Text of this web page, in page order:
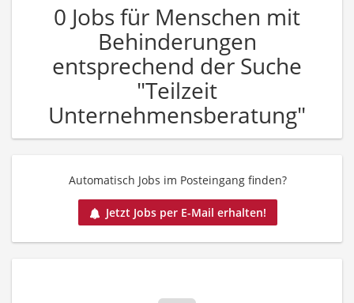
0 Jobs für Menschen mit
Behinderungen
entsprechend der Suche
"Teilzeit
Unternehmensberatung"
Automatisch Jobs im Posteingang finden?
Jetzt Jobs per E-Mail erhalten!